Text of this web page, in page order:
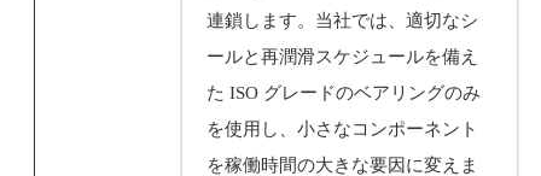
連鎖します。当社では、適切なシ
ールと再潤滑スケジュールを備え
た ISO グレードのベアリングのみ
を使用し、小さなコンポーネント
を稼働時間の大きな要因に変えま